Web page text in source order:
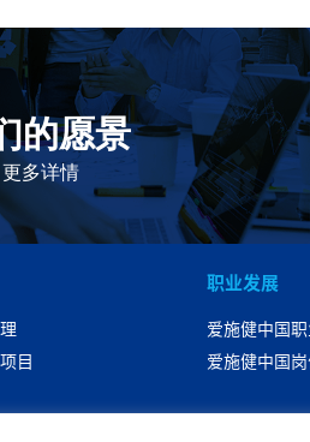
的愿景
更多详情
公民，在全球提供优质和患者可
传递我们的价值。
目
职业发展
爱施健中国
爱施健中国